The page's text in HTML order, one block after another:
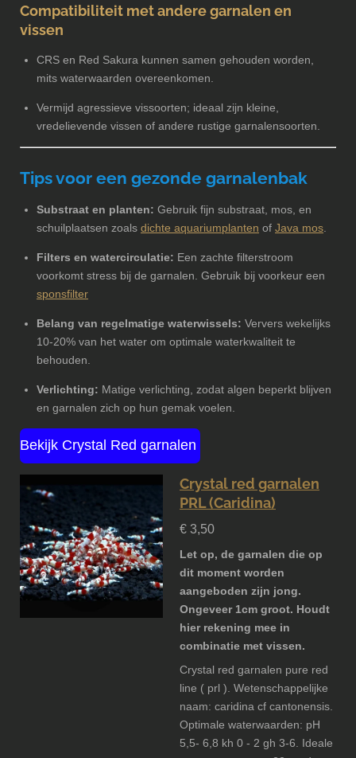
Compatibiliteit met andere garnalen en
vissen
CRS en Red Sakura kunnen samen gehouden worden,
mits waterwaarden overeenkomen.
Vermijd agressieve vissoorten; ideaal zijn kleine,
vredelievende vissen of andere rustige garnalensoorten.
Tips voor een gezonde garnalenbak
Substraat en planten: Gebruik fijn substraat, mos, en
schuilplaatsen zoals dichte aquariumplanten of Java mos
Filters en watercirculatie: Een zachte filterstroom
voorkomt stress bij de garnalen. Gebruik bij voorkeur een
sponsfilter
Belang van regelmatige waterwissels: Ververs wekelijks
10-20% van het water om optimale waterkwaliteit te
behouden.
Verlichting: Matige verlichting, zodat algen beperkt blijven
en garnalen zich op hun gemak voelen.
Bekijk Crystal Red garnalen
Crystal red garnalen
PRL (Caridina)
€ 3,50
Let op, de garnalen die op
dit moment worden
aangeboden zijn jong.
Ongeveer 1cm groot. Houdt
hier rekening mee in
combinatie met vissen.
Crystal red garnalen pure red
line ( prl ). Wetenschappelijke
naam: caridina cf cantonensis.
Optimale waterwaarden: pH
5,5- 6,8 kh 0 - 2 gh 3-6. Ideale